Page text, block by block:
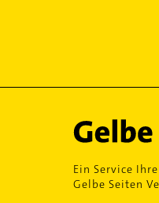
Ein Service
Gelbe Seiten